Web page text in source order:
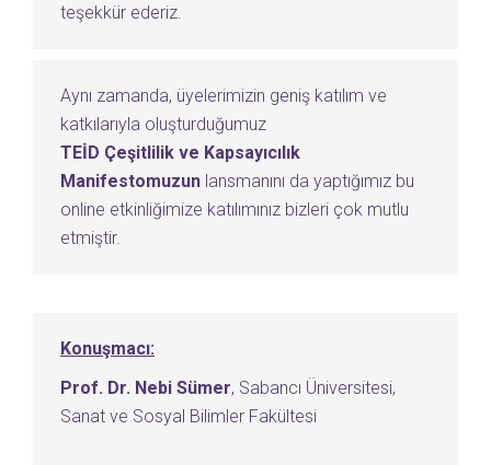
teşekkür ederiz.
Aynı zamanda, üyelerimizin geniş katılım ve
katkılarıyla oluşturduğumuz
TEİD Çeşitlilik ve Kapsayıcılık
Manifestomuzun lansmanını da yaptığımız bu
online etkinliğimize katılımınız bizleri çok mutlu
etmiştir.
Konuşmacı:
Prof. Dr. Nebi Sümer, Sabancı Üniversitesi,
Sanat ve Sosyal Bilimler Fakültesi